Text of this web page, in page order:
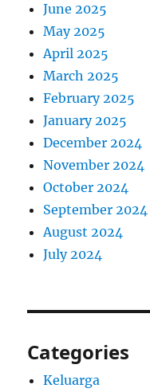
June 2025
May 2025
April 2025
March 2025
February 2025
January 2025
December 2024
November 2024
October 2024
September 2024
August 2024
July 2024
Categories
Keluarga